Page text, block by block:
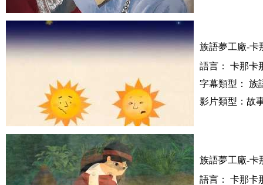
族語夢工廠-卡
語言： 卡那卡
字幕類型： 族
影片類型：故
族語夢工廠-卡
語言： 卡那卡